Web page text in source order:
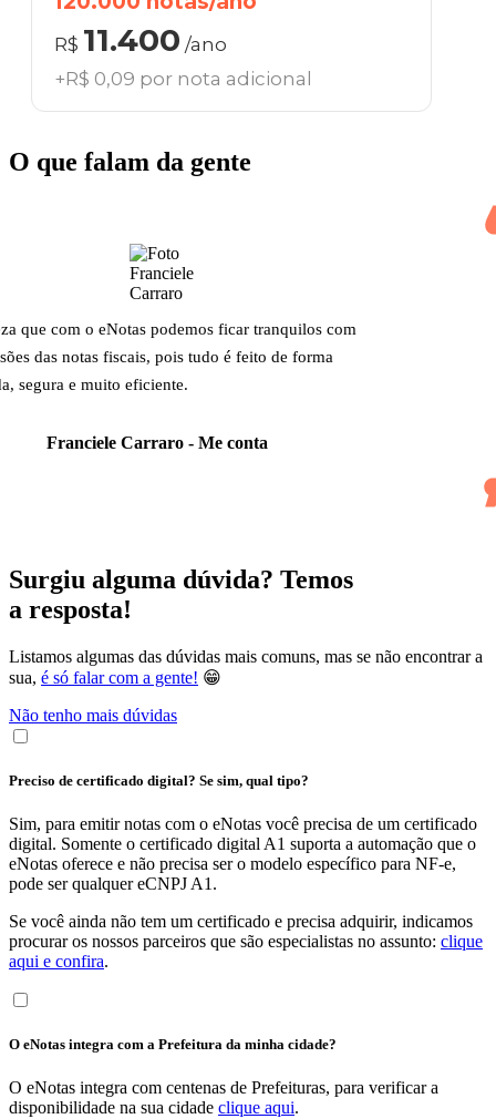
R$ 11.400 /ano
+R$ 0,09 por nota adicional
O que falam da gente
que com o eNotas podemos ficar tranquilos com
das notas fiscais, pois tudo é feito de forma
segura e muito eficiente.
Franciele Carraro - Me conta
Surgiu alguma dúvida? Temos
a resposta!
Listamos algumas das dúvidas mais comuns, mas se não encontrar a
sua, é só falar com a gente! 😁
Não tenho mais dúvidas
Preciso de certificado digital? Se sim, qual tipo?
Sim, para emitir notas com o eNotas você precisa de um certificado
digital. Somente o certificado digital A1 suporta a automação que o
eNotas oferece e não precisa ser o modelo específico para NF-e,
pode ser qualquer eCNPJ A1.
Se você ainda não tem um certificado e precisa adquirir, indicamos
procurar os nossos parceiros que são especialistas no assunto: clique
aqui e confira.
O eNotas integra com a Prefeitura da minha cidade?
O eNotas integra com centenas de Prefeituras, para verificar a
disponibilidade na sua cidade clique aqui.